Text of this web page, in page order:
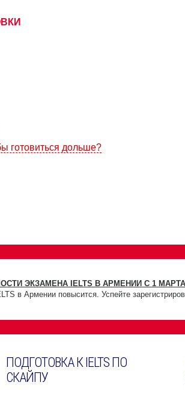
готовиться дольше?
ЭКЗАМЕНА IELTS В АРМЕНИИ С 1 МАРТА
в Армении повысится. Успейте
ПОДГОТОВКА К IELTS ПО
СКАЙПУ